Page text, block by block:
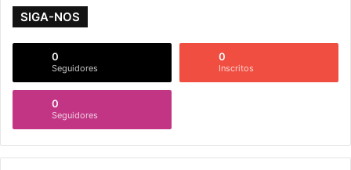
SIGA-NOS
0
Seguidores
0
Inscritos
0
Seguidores